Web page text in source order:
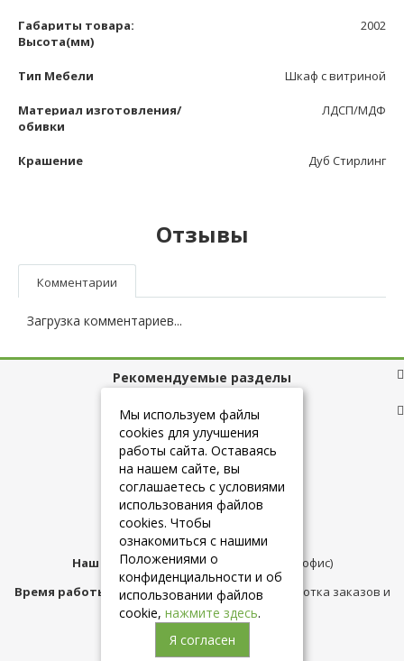
Габариты товара:
Высота(мм)
2002
Тип Мебели Шкаф с витриной
Материал изготовления/
обивки
ЛДСП/МДФ
Крашение Дуб Стирлинг
Отзывы
Комментарии
Загрузка комментариев...
Рекомендуемые разделы
Полезные ссылки
+7 (925) 084-10-60
Наш адрес:Москва,ул.Плещеева д.12 (офис)
Время работы магазина:с 10:00 до 21:00 (обработка заказов и
консультация)
Мы используем файлы
cookies для улучшения
работы сайта. Оставаясь
на нашем сайте, вы
соглашаетесь с условиями
использования файлов
cookies. Чтобы
ознакомиться с нашими
Положениями о
конфиденциальности и об
использовании файлов
cookie, нажмите здесь.
Я согласен